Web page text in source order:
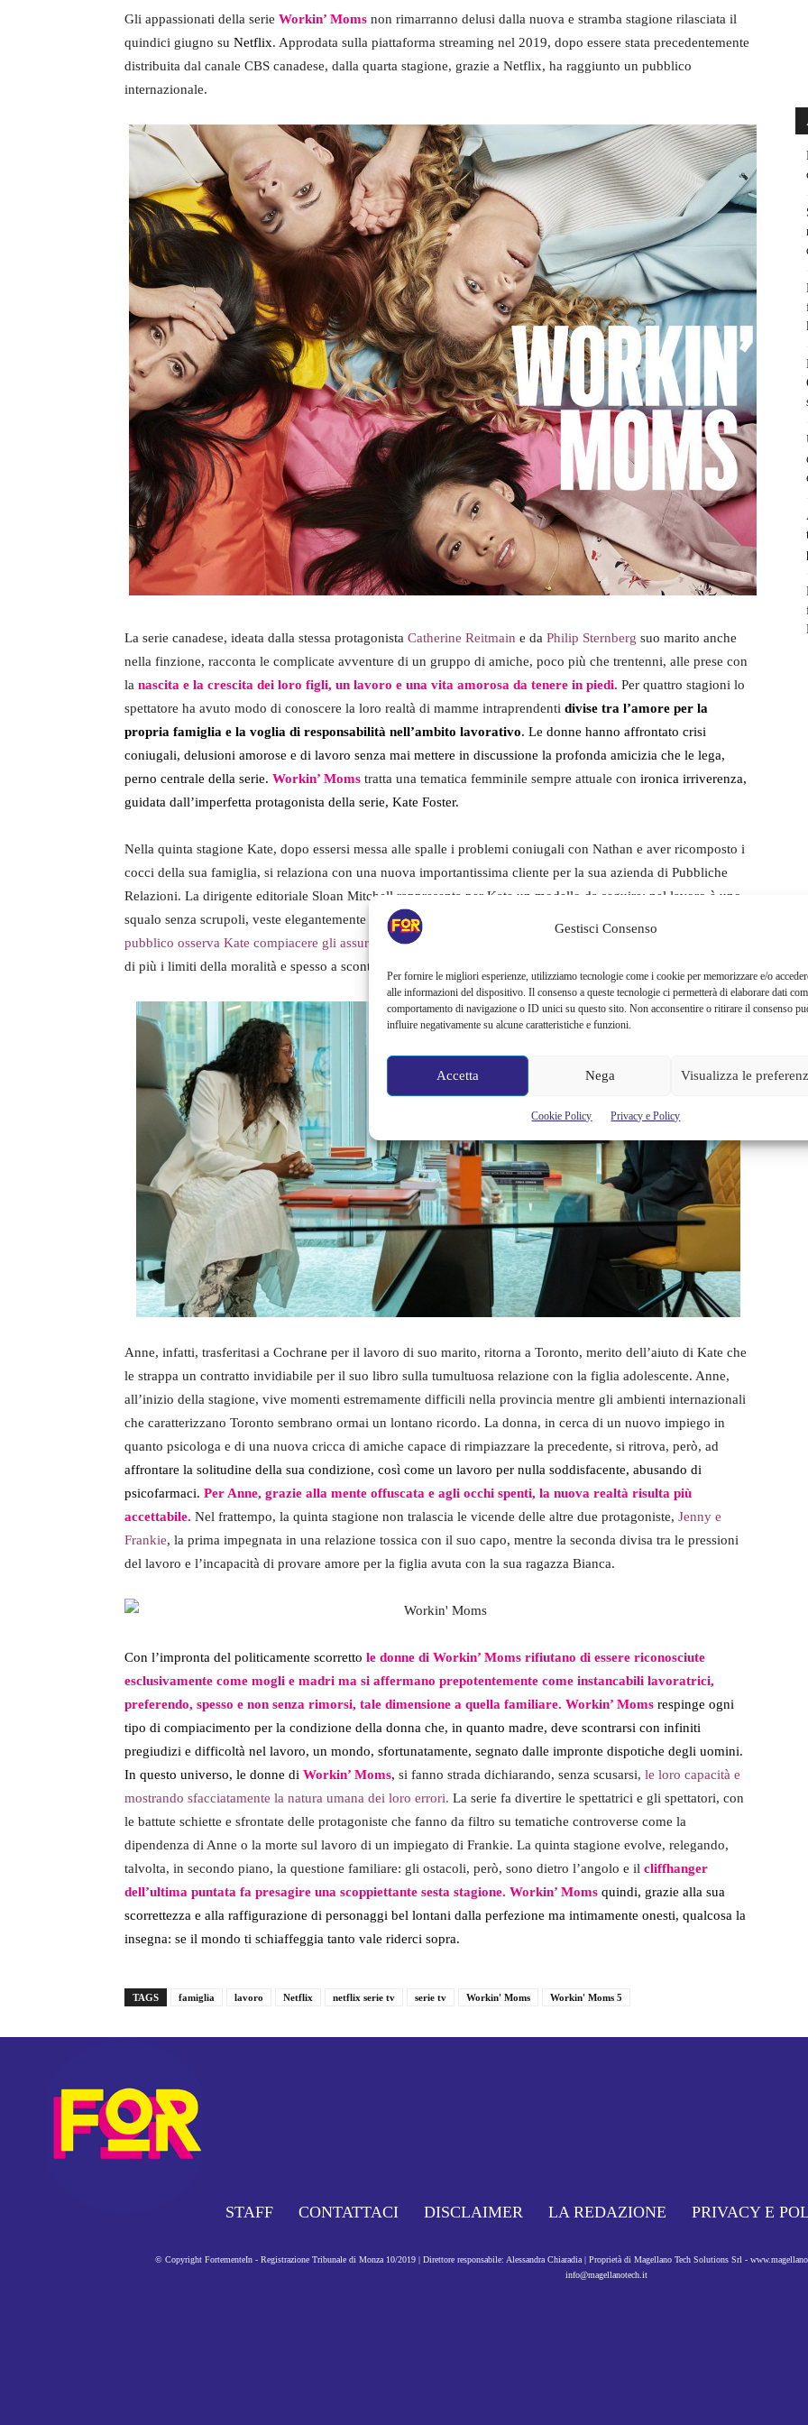
Gestisci Consenso
Per fornire le migliori esperienze, utilizziamo tecnologie come i cookie per memorizzare e/o
alle informazioni del dispositivo. Il consenso a queste tecnologie ci permetterà di elaborare dati
comportamento di navigazione o ID unici su questo sito. Non acconsentire o ritirare il consenso
influire negativamente su alcune caratteristiche e funzioni.
Accetta Nega Visualizza le
Cookie Policy Privacy e Policy
Gli appassionati della serie Workin’ Moms non rimarranno delusi dalla nuova e stramba stagione rilasciata il
quindici giugno su Netflix. Approdata sulla piattaforma streaming nel 2019, dopo essere stata precedentemente
distribuita dal canale CBS canadese, dalla quarta stagione, grazie a Netflix, ha raggiunto un pubblico
internazionale.
La serie canadese, ideata dalla stessa protagonista Catherine Reitmain e da Philip Sternberg suo marito anche
nella finzione, racconta le complicate avventure di un gruppo di amiche, poco più che trentenni, alle prese con
la nascita e la crescita dei loro figli, un lavoro e una vita amorosa da tenere in piedi. Per quattro stagioni lo
spettatore ha avuto modo di conoscere la loro realtà di mamme intraprendenti divise tra l’amore per la
propria famiglia e la voglia di responsabilità nell’ambito lavorativo. Le donne hanno affrontato crisi
coniugali, delusioni amorose e di lavoro senza mai mettere in discussione la profonda amicizia che le lega,
perno centrale della serie. Workin’ Moms tratta una tematica femminile sempre attuale con ironica irriverenza,
guidata dall’imperfetta protagonista della serie, Kate Foster.
Nella quinta stagione Kate, dopo essersi messa alle spalle i problemi coniugali con Nathan e aver ricomposto i
cocci della sua famiglia, si relaziona con una nuova importantissima cliente per la sua azienda di Pubbliche
Relazioni. La dirigente editoriale Sloan Mitchell rappresenta per Kate un modello da seguire: nel lavoro è uno
squalo senza scrupoli, veste elegantemente e non si interessa in alcun modo all’amore. Per tutta la stagione
pubblico osserva Kate compiacere gli assurdi desideri dell’imprenditrice
di più i limiti della moralità e spesso a scontrarsi con le sue più care amiche.
Anne, infatti, trasferitasi a Cochrane per il lavoro di suo marito, ritorna a Toronto, merito dell’aiuto di Kate che
le strappa un contratto invidiabile per il suo libro sulla tumultuosa relazione con la figlia adolescente. Anne,
all’inizio della stagione, vive momenti estremamente difficili nella provincia mentre gli ambienti internazionali
che caratterizzano Toronto sembrano ormai un lontano ricordo. La donna, in cerca di un nuovo impiego in
quanto psicologa e di una nuova cricca di amiche capace di rimpiazzare la precedente, si ritrova, però, ad
affrontare la solitudine della sua condizione, così come un lavoro per nulla soddisfacente, abusando di
psicofarmaci. Per Anne, grazie alla mente offuscata e agli occhi spenti, la nuova realtà risulta più
accettabile. Nel frattempo, la quinta stagione non tralascia le vicende delle altre due protagoniste, Jenny e
Frankie, la prima impegnata in una relazione tossica con il suo capo, mentre la seconda divisa tra le pressioni
del lavoro e l’incapacità di provare amore per la figlia avuta con la sua ragazza Bianca.
Con l’impronta del politicamente scorretto le donne di Workin’ Moms rifiutano di essere riconosciute
esclusivamente come mogli e madri ma si affermano prepotentemente come instancabili lavoratrici,
preferendo, spesso e non senza rimorsi, tale dimensione a quella familiare. Workin’ Moms respinge ogni
tipo di compiacimento per la condizione della donna che, in quanto madre, deve scontrarsi con infiniti
pregiudizi e difficoltà nel lavoro, un mondo, sfortunatamente, segnato dalle impronte dispotiche degli uomini.
In questo universo, le donne di Workin’ Moms, si fanno strada dichiarando, senza scusarsi, le loro capacità e
mostrando sfacciatamente la natura umana dei loro errori. La serie fa divertire le spettatrici e gli spettatori, con
le battute schiette e sfrontate delle protagoniste che fanno da filtro su tematiche controverse come la
dipendenza di Anne o la morte sul lavoro di un impiegato di Frankie. La quinta stagione evolve, relegando,
talvolta, in secondo piano, la questione familiare: gli ostacoli, però, sono dietro l’angolo e il cliffhanger
dell’ultima puntata fa presagire una scoppiettante sesta stagione. Workin’ Moms quindi, grazie alla sua
scorrettezza e alla raffigurazione di personaggi bel lontani dalla perfezione ma intimamente onesti, qualcosa la
insegna: se il mondo ti schiaffeggia tanto vale riderci sopra.
TAGS famiglia lavoro Netflix netflix serie tv serie tv Workin' Moms Workin' Moms 5
STAFF CONTATTACI DISCLAIMER LA REDAZIONE PRIVACY E
© Copyright FortementeIn - Registrazione Tribunale di Monza 10/2019 | Direttore responsabile: Alessandra Chiaradia | Proprietà di Magellano Tech Solutions Srl -
info@magellanotech.it